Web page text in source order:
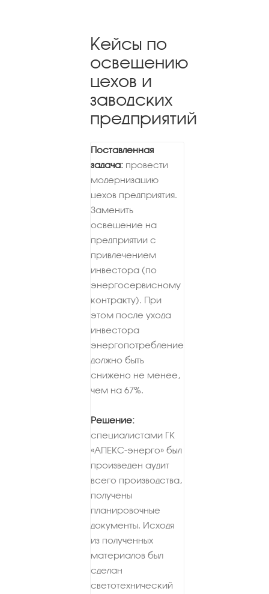
Кейсы по
освещению
цехов и
заводских
предприятий
Поставленная
задача: провести
модернизацию
цехов предприятия.
Заменить
освещение на
предприятии с
привлечением
инвестора (по
энергосервисному
контракту). При
этом после ухода
инвестора
энергопотребление
должно быть
снижено не менее,
чем на 67%.
Решение:
специалистами ГК
«АПЕКС-энерго» был
произведен аудит
всего производства,
получены
планировочные
документы. Исходя
из полученных
материалов был
сделан
светотехнический